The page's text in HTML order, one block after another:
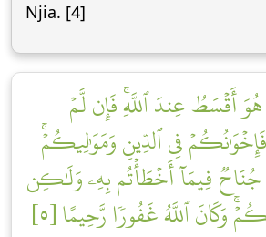
Njia. [4]
أَقۡسَطُ عِندَ ٱللَّهِۚ فَإِن لَّمۡ
فَإِخۡوَٰنُكُمۡ فِي ٱلدِّينِ وَمَوَٰلِيكُمۡۚ
فِيمَآ أَخۡطَأۡتُم بِهِۦ وَلَٰكِن
وَكَانَ ٱللَّهُ غَفُورٗا رَّحِيمًا [٥]